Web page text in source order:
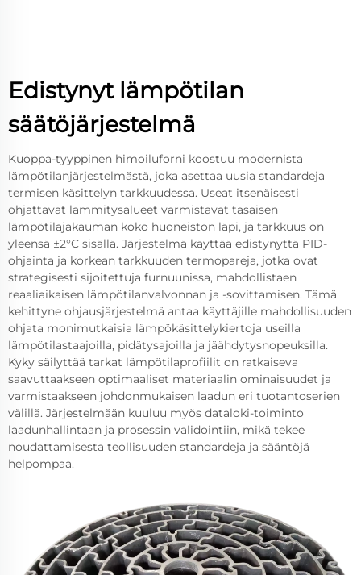
Edistynyt lämpötilan
säätöjärjestelmä
Kuoppa-tyyppinen himoiluforni koostuu modernista
lämpötilanjärjestelmästä, joka asettaa uusia standardeja
termisen käsittelyn tarkkuudessa. Useat itsenäisesti
ohjattavat lammitysalueet varmistavat tasaisen
lämpötilajakauman koko huoneiston läpi, ja tarkkuus on
yleensä ±2°C sisällä. Järjestelmä käyttää edistynyttä PID-
ohjainta ja korkean tarkkuuden termopareja, jotka ovat
strategisesti sijoitettuja furnuunissa, mahdollistaen
reaaliaikaisen lämpötilanvalvonnan ja -sovittamisen. Tämä
kehittyne ohjausjärjestelmä antaa käyttäjille mahdollisuuden
ohjata monimutkaisia lämpökäsittelykiertoja useilla
lämpötilastaajoilla, pidätysajoilla ja jäähdytysnopeuksilla.
Kyky säilyttää tarkat lämpötilaprofiilit on ratkaiseva
saavuttaakseen optimaaliset materiaalin ominaisuudet ja
varmistaakseen johdonmukaisen laadun eri tuotantoserien
välillä. Järjestelmään kuuluu myös dataloki-toiminto
laadunhallintaan ja prosessin validointiin, mikä tekee
noudattamisesta teollisuuden standardeja ja sääntöjä
helpompaa.